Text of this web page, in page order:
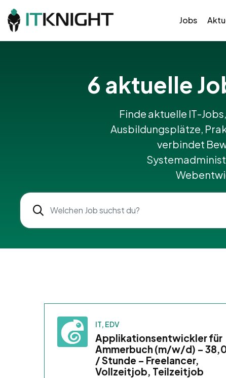
Jobs
6 aktuelle
Finde aktuelle IT-
Ausbildungsplätze,
verbindet
IT, EDV
Applikationsentwickler für
Ammerbuch (m/w/d) –
/ Stunde – Freelancer,
Vollzeitjob, Teilzeitjob